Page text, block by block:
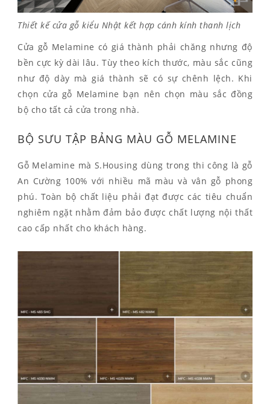
Thiết kế cửa gỗ kiểu Nhật kết hợp cánh kính thanh lịch
Cửa gỗ Melamine có giá thành phải chăng nhưng độ
bền cực kỳ dài lâu. Tùy theo kích thước, màu sắc cũng
như độ dày mà giá thành sẽ có sự chênh lệch. Khi
chọn cửa gỗ Melamine bạn nên chọn màu sắc đồng
bộ cho tất cả cửa trong nhà.
BỘ SƯU TẬP BẢNG MÀU GỖ MELAMINE
Gỗ Melamine mà S.Housing dùng trong thi công là gỗ
An Cường 100% với nhiều mã màu và vân gỗ phong
phú. Toàn bộ chất liệu phải đạt được các tiêu chuẩn
nghiêm ngặt nhằm đảm bảo được chất lượng nội thất
cao cấp nhất cho khách hàng.